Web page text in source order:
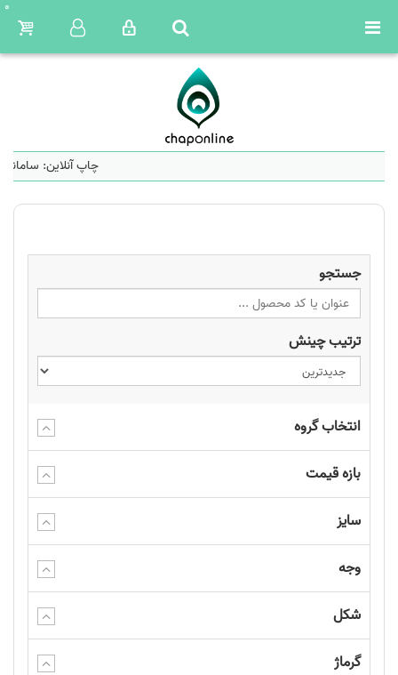
0
چاپ آنلاین:
جستجو
ترتیب چینش
انتخاب گروه
بازه قیمت
سایز
وجه
شکل
گرماژ